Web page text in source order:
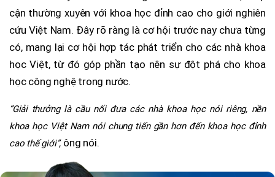
cận thường xuyên với khoa học đỉnh cao cho giới nghiên
cứu Việt Nam. Đây rõ ràng là cơ hội trước nay chưa từng
có, mang lại cơ hội hợp tác phát triển cho các nhà khoa
học Việt, từ đó góp phần tạo nên sự đột phá cho khoa
học công nghệ trong nước.
“Giải thưởng là cầu nối đưa các nhà khoa học nói riêng, nền
khoa học Việt Nam nói chung tiến gần hơn đến khoa học đỉnh
cao thế giới”,ông nói.